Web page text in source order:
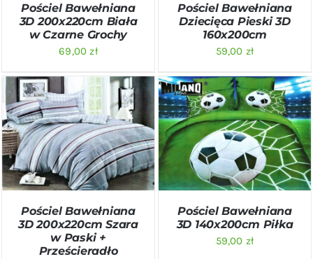
Pościel Bawełniana
3D 200x220cm Biała
w Czarne Grochy
69,00zł
Pościel Bawełniana
Dziecięca Pieski 3D
160x200cm
59,00 zł
DODAJ DO KOSZYKA
/
SZCZEGÓŁY
Pościel Bawełniana
3D 200x220cm Szara
w Paski +
Prześcieradło
DODAJ DO KOSZYKA
/
SZCZEGÓŁY
Pościel Bawełniana
3D 140x200cm Piłka
59,00 zł